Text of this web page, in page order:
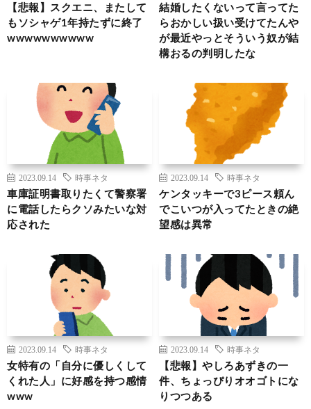
【悲報】スクエニ、またして
もソシャゲ1年持たずに終了
wwwwwwwwww
結婚したくないって言ってた
らおかしい扱い受けてたんや
が最近やっとそういう奴が結
構おるの判明したな
2023.09.14 時事ネタ
車庫証明書取りたくて警察署
に電話したらクソみたいな対
応された
2023.09.14 時事ネタ
ケンタッキーで3ピース頼ん
でこいつが入ってたときの絶
望感は異常
2023.09.14 時事ネタ
女特有の「自分に優しくして
くれた人」に好感を持つ感情
www
2023.09.14 時事ネタ
【悲報】やしろあずきの一
件、ちょっぴりオオゴトにな
りつつある